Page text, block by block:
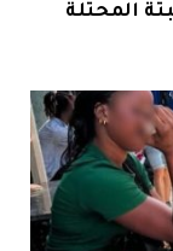
المحتلة